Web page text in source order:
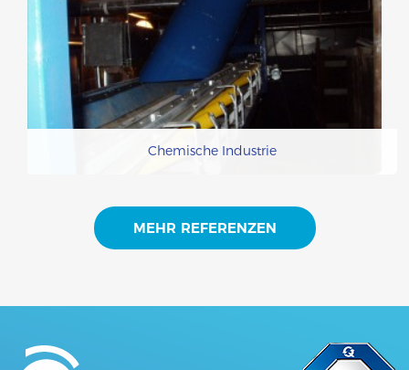
Chemische Industrie
MEHR REFERENZEN